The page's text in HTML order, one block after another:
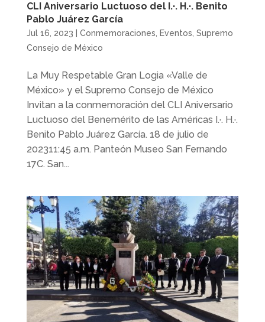
CLI Aniversario Luctuoso del I.·. H.·. Benito
Pablo Juárez García
Jul 16, 2023 Conmemoraciones Eventos Supremo
Consejo de México
La Muy Respetable Gran Logia «Valle de
México» y el Supremo Consejo de México
Invitan a la conmemoración del CLI Aniversario
Luctuoso del Benemérito de las Américas I.·. H.·.
Benito Pablo Juárez García. 18 de julio de
202311:45 a.m. Panteón Museo San Fernando
17C. San...